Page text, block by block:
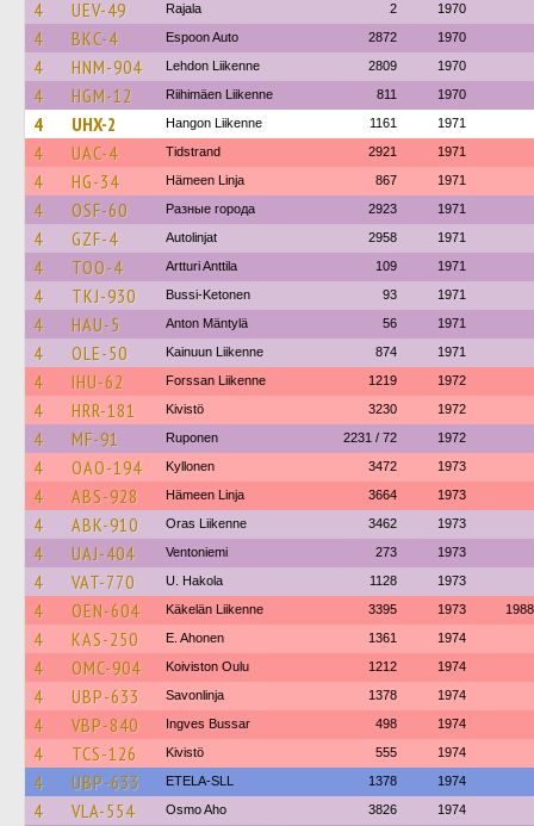
4 UEV-49 Rajala 2 1970
4 BKC-4 Espoon Auto 2872 1970
4 HNM-904 Lehdon Liikenne 2809 1970
4 HGM-12 Riihimäen Liikenne 811 1970
4 UHX-2 Hangon Liikenne 1161 1971
4 UAC-4 Tidstrand 2921 1971
4 HG-34 Hämeen Linja 867 1971
4 OSF-60 Разные города 2923 1971
4 GZF-4 Autolinjat 2958 1971
4 TOO-4 Artturi Anttila 109 1971
4 TKJ-930 Bussi-Ketonen 93 1971
4 HAU-5 Anton Mäntylä 56 1971
4 OLE-50 Kainuun Liikenne 874 1971
4 IHU-62 Forssan Liikenne 1219 1972
4 HRR-181 Kivistö 3230 1972
4 MF-91 Ruponen 2231 / 72 1972
4 OAO-194 Kyllonen 3472 1973
4 ABS-928 Hämeen Linja 3664 1973
4 ABK-910 Oras Liikenne 3462 1973
4 UAJ-404 Ventoniemi 273 1973
4 VAT-770 U. Hakola 1128 1973
4 OEN-604 Käkelän Liikenne 3395 1973 1988
4 KAS-250 E. Ahonen 1361 1974
4 OMC-904 Koiviston Oulu 1212 1974
4 UBP-633 Savonlinja 1378 1974
4 VBP-840 Ingves Bussar 498 1974
4 TCS-126 Kivistö 555 1974
4 UBP-633 ETELA-SLL 1378 1974
4 VLA-554 Osmo Aho 3826 1974